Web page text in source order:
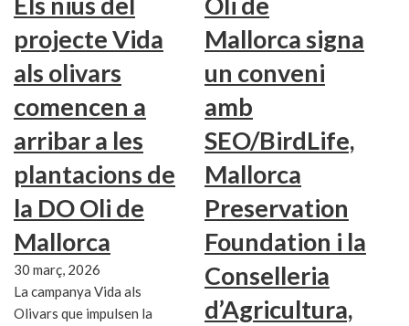
projecte Vida
als olivars
comencen a
arribar a les
plantacions de
la DO Oli de
Mallorca
30 març, 2026
La campanya Vida als
Olivars que impulsen la
Mallorca signa
un conveni
amb
SEO/BirdLife,
Mallorca
Preservation
Foundation i la
Conselleria
d’Agricultura,